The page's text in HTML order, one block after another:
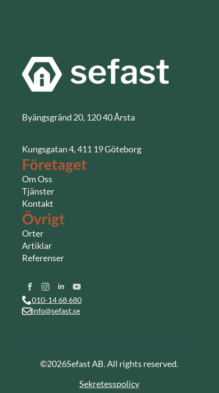
Byängsgränd 20, 120 40 Årsta
Kungsgatan 4, 411 19 Göteborg
Företaget
Om Oss
Tjänster
Kontakt
Övrigt
Orter
Artiklar
Referenser
010-14 68 680
info@sefast.se
©2026Sefast AB. All rights reserved.
Sekretesspolicy